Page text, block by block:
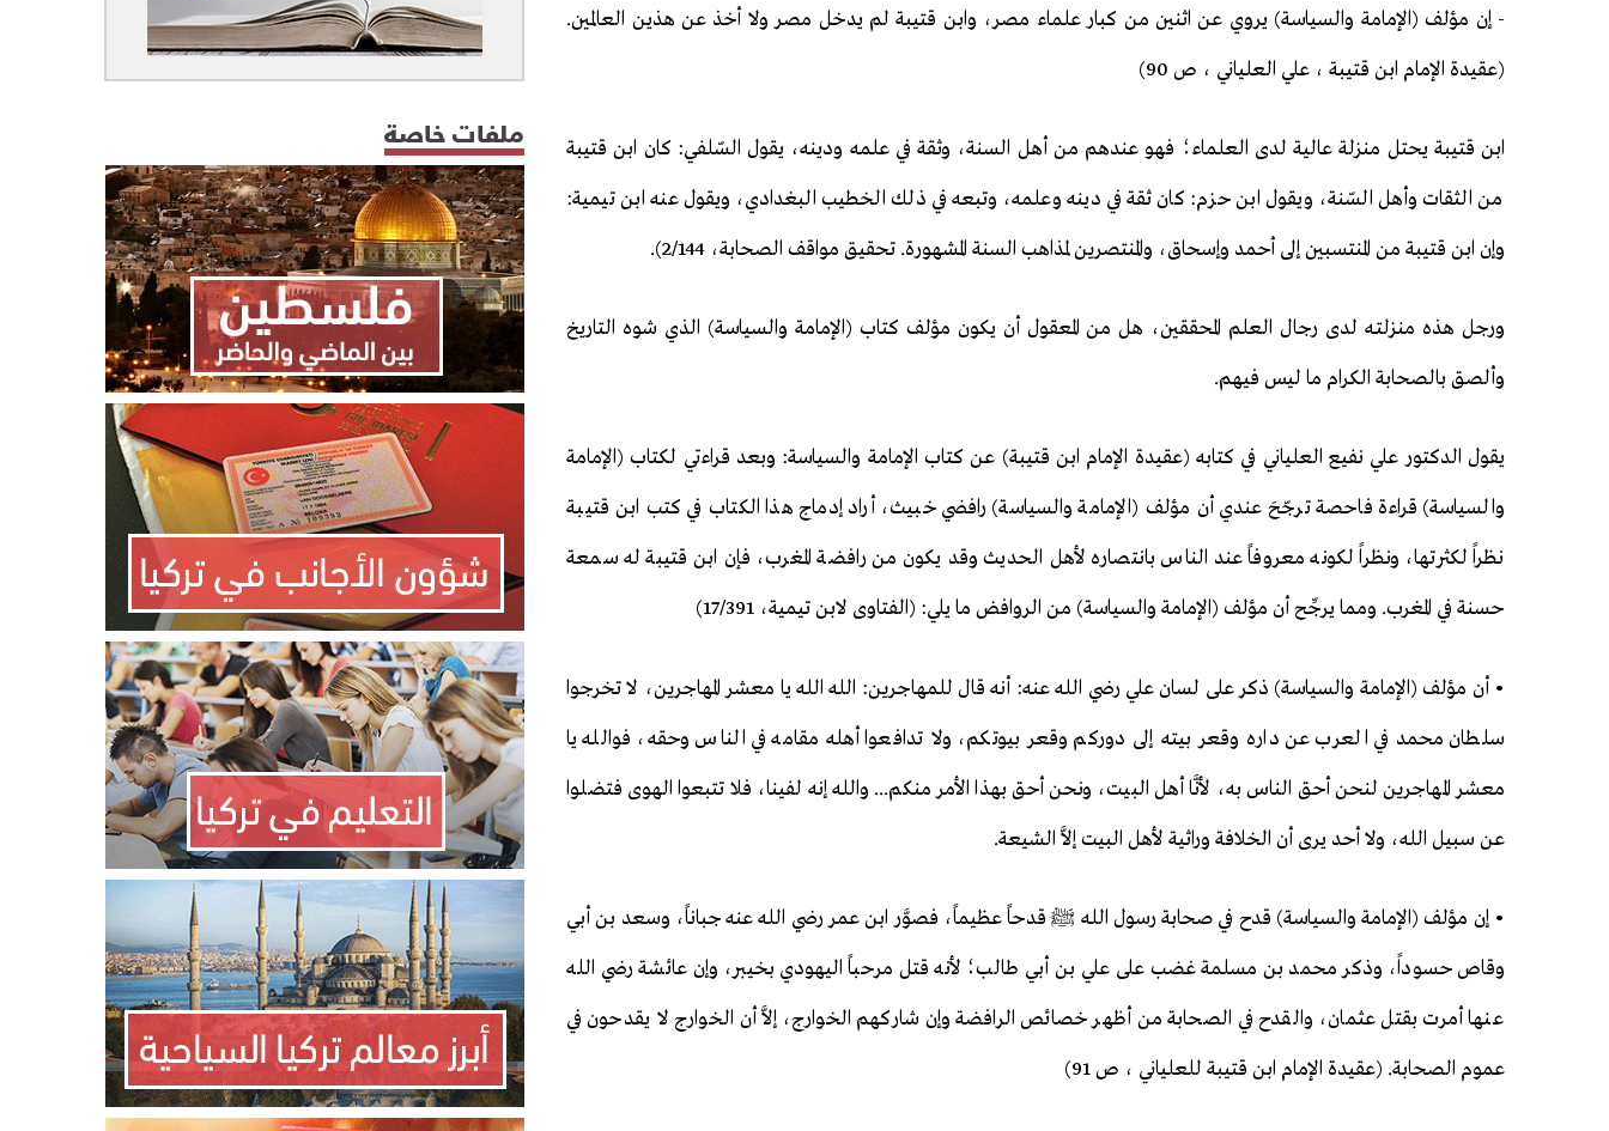
- إن مؤلف (الإمامة والسياسة) يروي عن اثنين من كبار علماء مصر، وابن قتيبة لم يدخل مصر ولا أخذ عن هذين العالمين.
(عقيدة الإمام ابن قتيبة ، علي العلياني ، ص 90)
ابن قتيبة يحتل منزلة عالية لدى العلماء؛ فهو عندهم من أهل السنة، وثقة في علمه ودينه، يقول السّلفي: كان ابن قتيبة
من الثقات وأهل السّنة، ويقول ابن حزم: كان ثقة في دينه وعلمه، وتبعه في ذلك الخطيب البغدادي، ويقول عنه ابن تيمية:
وإن ابن قتيبة من المنتسبين إلى أحمد وإسحاق، والمنتصرين لمذاهب السنة المشهورة. تحقيق مواقف الصحابة، 2/144).
ورجل هذه منزلتـه لدى رجال العلم المحققين، هل من المعقول أن يكون مؤلف كتاب (الإمامة والسياسة) الذي شوه التاريخ
وألصق بالصحابة الكرام ما ليس فيهم.
يقول الدكتور علي نفيع العلياني في كتابه (عقيدة الإمام ابن قتيبة) عن كتاب الإمامة والسياسة: وبعد قراءتي لكتاب (الإمامة
والسياسة) قراءة فاحصة ترجّحَ عندي أن مؤلف (الإمامة والسياسة) رافضي خبيث، أراد إدماج هذا الكتاب في كتب ابن قتيبة
نظراً لكثرتها، ونظراً لكونه معروفاً عند الناس بانتصاره لأهل الحديث وقد يكون من رافضة المغرب، فإن ابن قتيبة له سمعة
حسنة في المغرب. ومما يرجِّح أن مؤلف (الإمامة والسياسة) من الروافض ما يلي: (الفتاوى لابن تيمية، 17/391)
• أن مؤلف (الإمامة والسياسة) ذكر على لسان علي رضي الله عنه: أنه قال للمهاجرين: الله الله يا معشر المهاجرين، لا تخرجوا
سلطان محمد في العرب عن داره وقعر بيته إلى دوركم وقعر بيوتكم، ولا تدافعوا أهله مقامه في الناس وحقه، فوالله يا
معشر المهاجرين لنحن أحق الناس به، لأنَّا أهل البيت، ونحن أحق بهذا الأمر منكم... والله إنه لفينا، فلا تتبعوا الهوى فتضلوا
عن سبيل الله، ولا أحد يرى أن الخلافة وراثية لأهل البيت إلاَّ الشيعة.
• إن مؤلف (الإمامة والسياسة) قدح في صحابة رسول الله ﷺ قدحاً عظيماً، فصوَّر ابن عمر رضي الله عنه جباناً، وسعد بن أبي
وقاص حسوداً، وذكر محمد بن مسلمة غضب على علي بن أبي طالب؛ لأنه قتل مرحباً اليهودي بخيبر، وإن عائشة رضي الله
عنها أمرت بقتل عثمان، والقدح في الصحابة من أظهر خصائص الرافضة وإن شاركهم الخوارج، إلاَّ أن الخوارج لا يقدحون في
عموم الصحابة. (عقيدة الإمام ابن قتيبة للعلياني ، ص 91)
ملفات خاصة